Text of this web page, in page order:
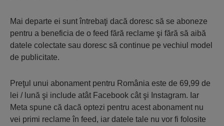
Mai departe ei sunt întrebaţi dacă doresc să se aboneze
pentru a beneficia de o feed fără reclame şi fără să aibă
datele colectate sau doresc să continue pe vechiul model
de publicitate.
Preţul unui abonament pentru România este de 69,99 de
lei / lună şi include atât Facebook cât şi Instagram. Iar
Meta spune că dacă optezi pentru acest abonament nu
vei primi reclame în feed, iar datele tale nu vor fi folosite